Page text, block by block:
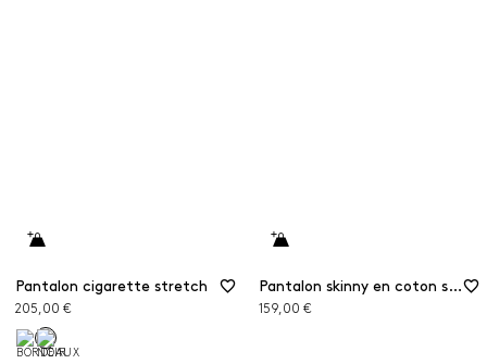
Pantalon cigarette stretch
205,00 €
Pantalon skinny en coton stretch
159,00 €